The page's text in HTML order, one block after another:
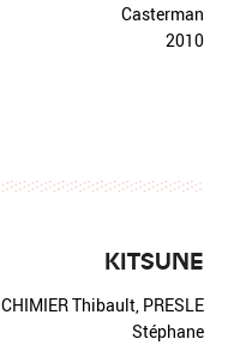
Casterman
2010
KITSUNE
CHIMIER Thibault, PRESLE
Stéphane